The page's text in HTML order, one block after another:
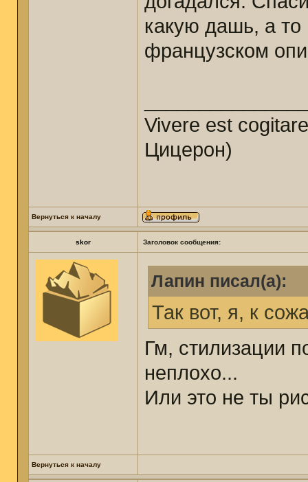
какую дашь, а то
французском
Vivere est
Цицерон)
Вернуться к началу
skor Заголовок сообщения:
Лапин писал(а):
Так вот, я, к
Гм, стилизации
неплохо...
Или это не ты
Вернуться к началу